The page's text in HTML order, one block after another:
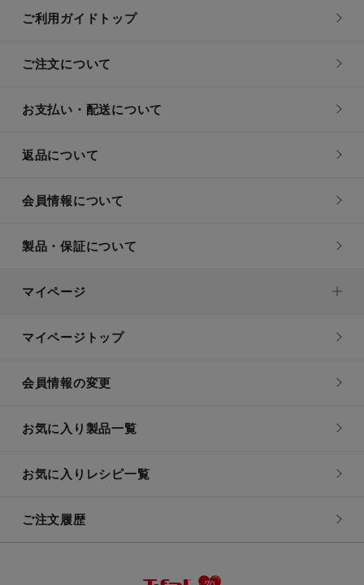
ご利用ガイドトップ
ご注文について
お支払い・配送について
返品について
会員情報について
製品・保証について
マイページ
マイページトップ
会員情報の変更
お気に入り製品一覧
お気に入りレシピ一覧
ご注文履歴